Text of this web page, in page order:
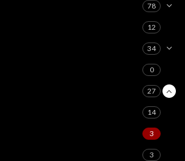
78
12
34
0
27
14
3
3